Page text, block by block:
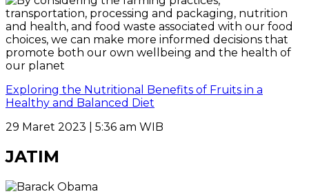
Exploring the Nutritional Benefits of Fruits in a
Healthy and Balanced Diet
29 Maret 2023 | 5:36 am WIB
JATIM